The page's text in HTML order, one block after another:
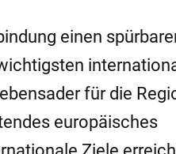
einen
für die
europäisches